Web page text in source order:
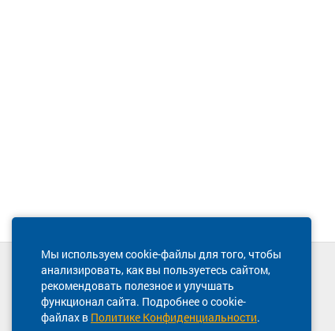
Мы используем cookie-файлы для того, чтобы
анализировать, как вы пользуетесь сайтом,
рекомендовать полезное и улучшать
функционал сайта. Подробнее о cookie-
файлах в Политике Конфиденциальности.
Техническая поддержка сайта
8 800 600-03-38